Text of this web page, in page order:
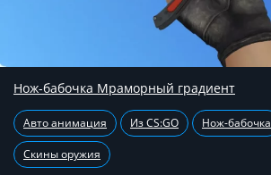
Нож-бабочка Мраморный градиент
Авто анимация Из CS:GO Нож-бабочка
Скины оружия